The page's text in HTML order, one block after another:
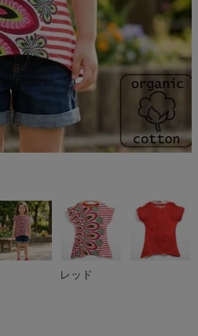
レッド